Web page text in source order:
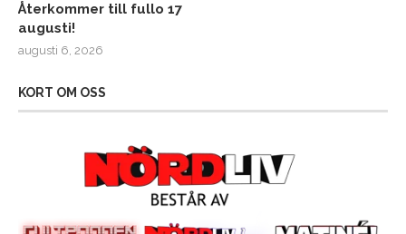
Återkommer till fullo 17
augusti!
augusti 6, 2026
KORT OM OSS